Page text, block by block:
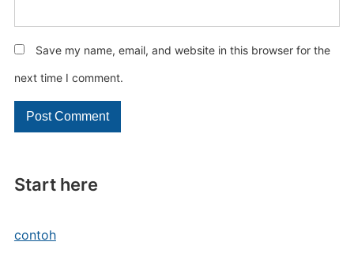
Start here
contoh
Save my name, email, and website in this browser for the
next time I comment.